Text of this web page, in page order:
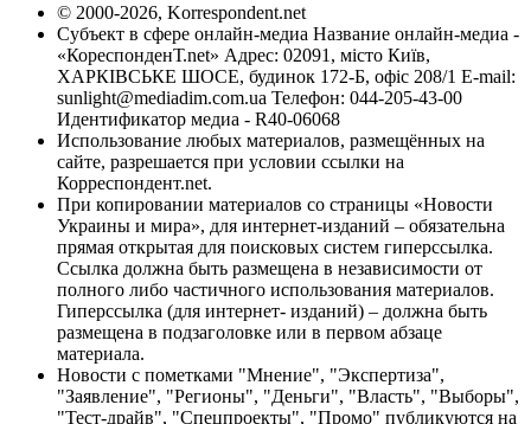
© 2000-2026, Korrespondent.net
Субъект в сфере онлайн-медиа Название онлайн-медиа -
«КореспонденТ.net» Адрес: 02091, місто Київ,
ХАРКІВСЬКЕ ШОСЕ, будинок 172-Б, офіс 208/1 E-mail:
sunlight@mediadim.com.ua Телефон: 044-205-43-00
Идентификатор медиа - R40-06068
Использование любых материалов, размещённых на
сайте, разрешается при условии ссылки на
Корреспондент.net.
При копировании материалов со страницы «Новости
Украины и мира», для интернет-изданий – обязательна
прямая открытая для поисковых систем гиперссылка.
Ссылка должна быть размещена в независимости от
полного либо частичного использования материалов.
Гиперссылка (для интернет- изданий) – должна быть
размещена в подзаголовке или в первом абзаце
материала.
Новости с пометками "Мнение", "Экспертиза",
"Заявление", "Регионы", "Деньги", "Власть", "Выборы",
"Тест-драйв", "Спецпроекты", "Промо" публикуются на